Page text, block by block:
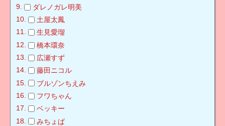
ダレノガレ明美
土屋太鳳
生見愛瑠
橋本環奈
広瀬すず
藤田ニコル
ブルゾンちえみ
フワちゃん
ベッキー
みちょぱ